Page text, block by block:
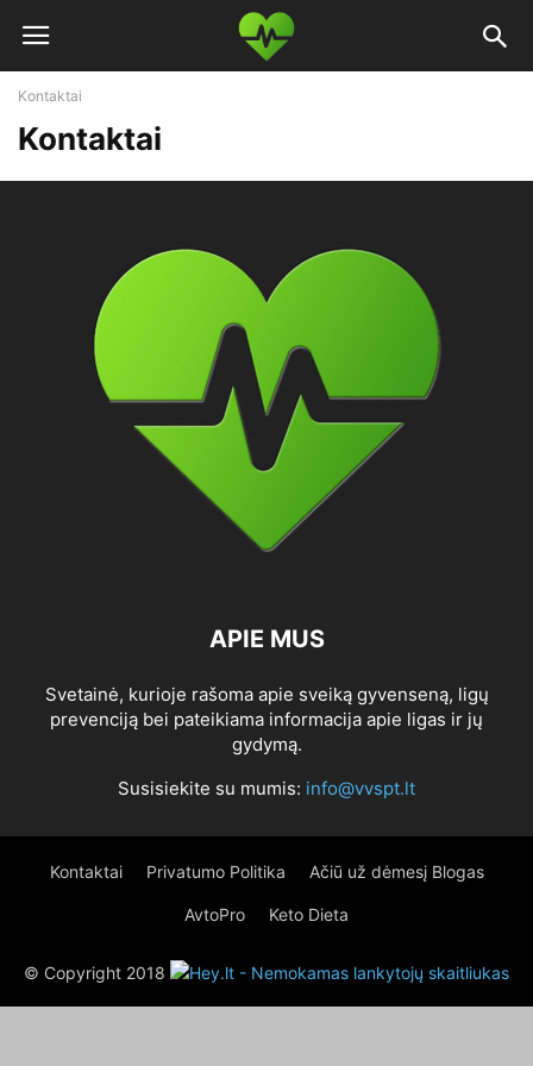
Kontaktai
Kontaktai
APIE MUS
Svetainė, kurioje rašoma apie sveiką gyvenseną, ligų
prevenciją bei pateikiama informacija apie ligas ir jų
gydymą.
Susisiekite su mumis: info@vvspt.lt
Kontaktai Privatumo Politika Ačiū už dėmesį Blogas
AvtoPro Keto Dieta
© Copyright 2018